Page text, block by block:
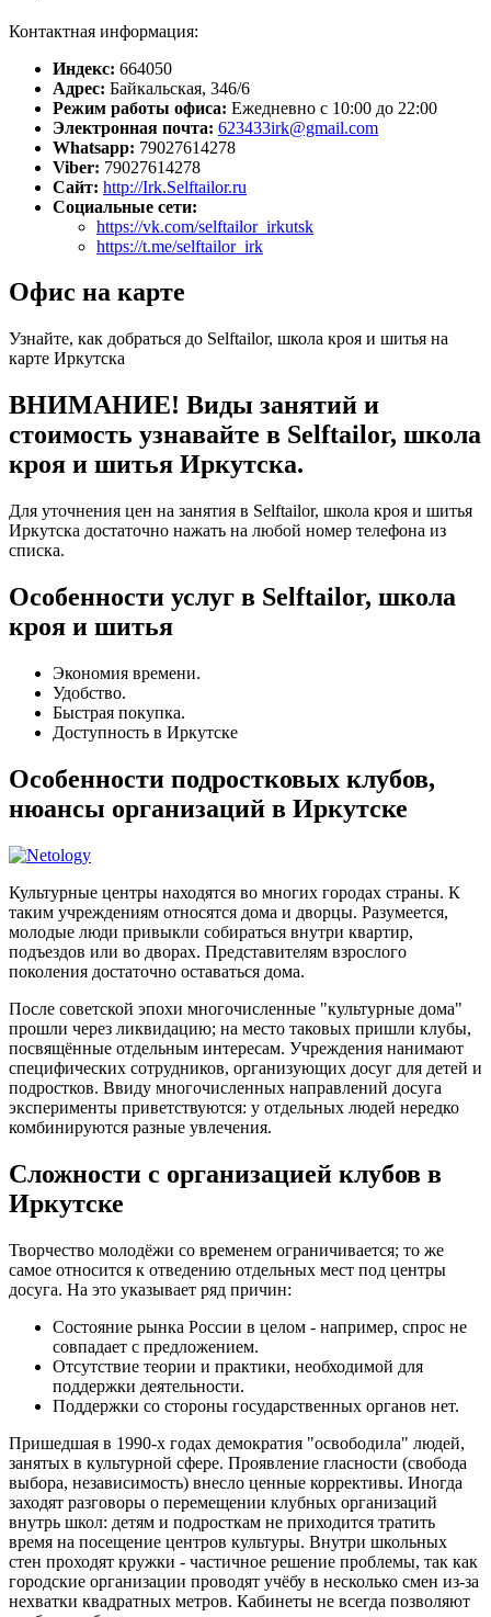
Контактная информация:
Индекс: 664050
Адрес: Байкальская, 346/6
Режим работы офиса: Ежедневно с 10:00 до 22:00
Электронная почта: 623433irk@gmail.com
Whatsapp: 79027614278
Viber: 79027614278
Сайт: http://Irk.Selftailor.ru
Социальные сети:
https://vk.com/selftailor_irkutsk
https://t.me/selftailor_irk
Офис на карте
Узнайте, как добраться до Selftailor, школа кроя и шитья на
карте Иркутска
ВНИМАНИЕ! Виды занятий и
стоимость узнавайте в Selftailor, школа
кроя и шитья Иркутска.
Для уточнения цен на занятия в Selftailor, школа кроя и шитья
Иркутска достаточно нажать на любой номер телефона из
списка.
Особенности услуг в Selftailor, школа
кроя и шитья
Экономия времени.
Удобство.
Быстрая покупка.
Доступность в Иркутске
Особенности подростковых клубов,
нюансы организаций в Иркутске
Культурные центры находятся во многих городах страны. К
таким учреждениям относятся дома и дворцы. Разумеется,
молодые люди привыкли собираться внутри квартир,
подъездов или во дворах. Представителям взрослого
поколения достаточно оставаться дома.
После советской эпохи многочисленные "культурные дома"
прошли через ликвидацию; на место таковых пришли клубы,
посвящённые отдельным интересам. Учреждения нанимают
специфических сотрудников, организующих досуг для детей и
подростков. Ввиду многочисленных направлений досуга
эксперименты приветствуются: у отдельных людей нередко
комбинируются разные увлечения.
Сложности с организацией клубов в
Иркутске
Творчество молодёжи со временем ограничивается; то же
самое относится к отведению отдельных мест под центры
досуга. На это указывает ряд причин:
Состояние рынка России в целом - например, спрос не
совпадает с предложением.
Отсутствие теории и практики, необходимой для
поддержки деятельности.
Поддержки со стороны государственных органов нет.
Пришедшая в 1990-х годах демократия "освободила" людей,
занятых в культурной сфере. Проявление гласности (свобода
выбора, независимость) внесло ценные коррективы. Иногда
заходят разговоры о перемещении клубных организаций
внутрь школ: детям и подросткам не приходится тратить
время на посещение центров культуры. Внутри школьных
стен проходят кружки - частичное решение проблемы, так как
городские организации проводят учёбу в несколько смен из-за
нехватки квадратных метров. Кабинеты не всегда позволяют